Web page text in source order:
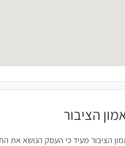
הציבור
הציבור מעיד כי העסק הנושא את